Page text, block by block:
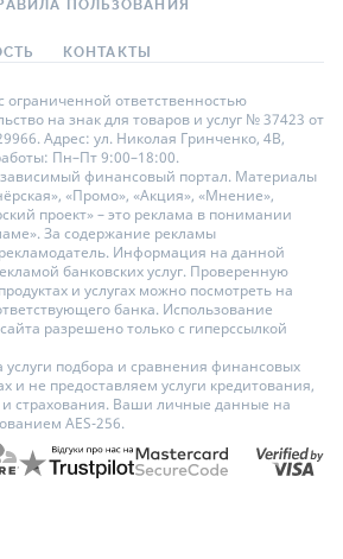
ПОЛЬЗОВАНИЯ
КОНТАКТЫ
ответственностью
на знак для товаров и услуг № 37423 от
Адрес: ул. Николая Гринченко, 4В,
Пн–Пт 9:00–18:00.
финансовый портал. Материалы
«Промо», «Акция», «Мнение»,
проект» – это реклама в понимании
За содержание рекламы
Информация на данной
банковских услуг. Проверенную
и услугах можно посмотреть на
банка. Использование
разрешено только с гиперссылкой
подбора и сравнения финансовых
и не предоставляем услуги кредитования,
страхования. Ваши личные данные на
AES-256.